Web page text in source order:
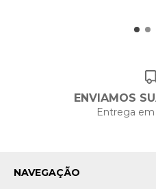
ENVIAMOS
Entrega
NAVEGAÇÃO